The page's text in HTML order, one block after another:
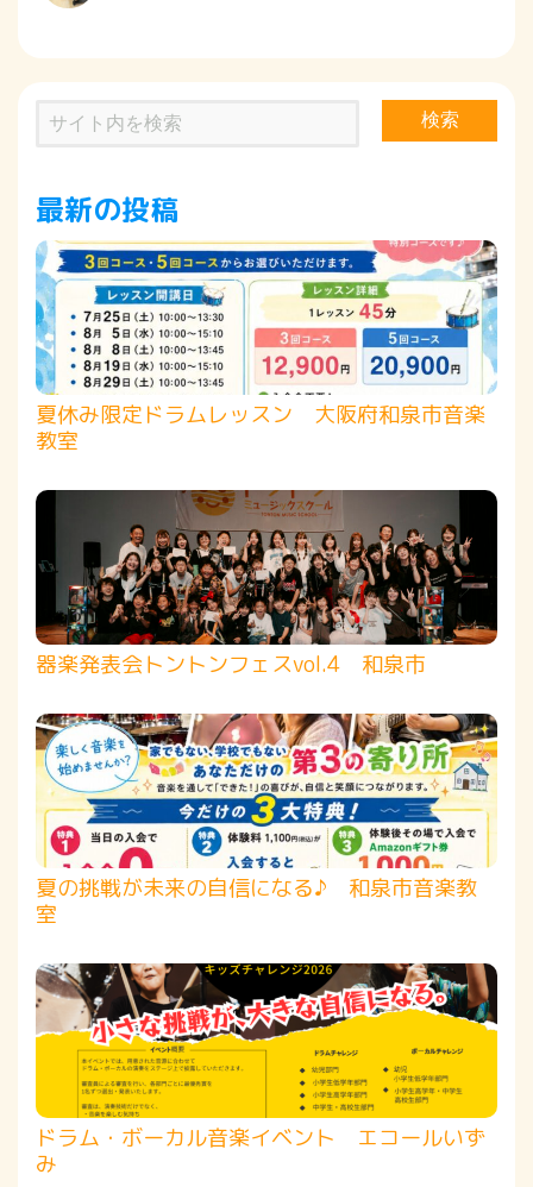
検索
最新の投稿
夏休み限定ドラムレッスン 大阪府和泉市音楽
教室
器楽発表会トントンフェスvol.4 和泉市
夏の挑戦が未来の自信になる♪ 和泉市音楽教
室
ドラム・ボーカル音楽イベント エコールいず
み